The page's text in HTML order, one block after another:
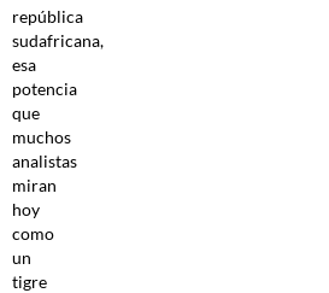
república
sudafricana,
esa
potencia
que
muchos
analistas
miran
hoy
como
un
tigre